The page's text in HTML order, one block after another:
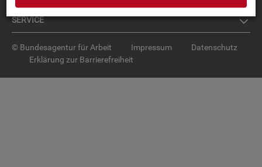
SER­VICE
© Bundesagentur für Arbeit Impressum
Datenschutz
Erklärung zur Barrierefreiheit